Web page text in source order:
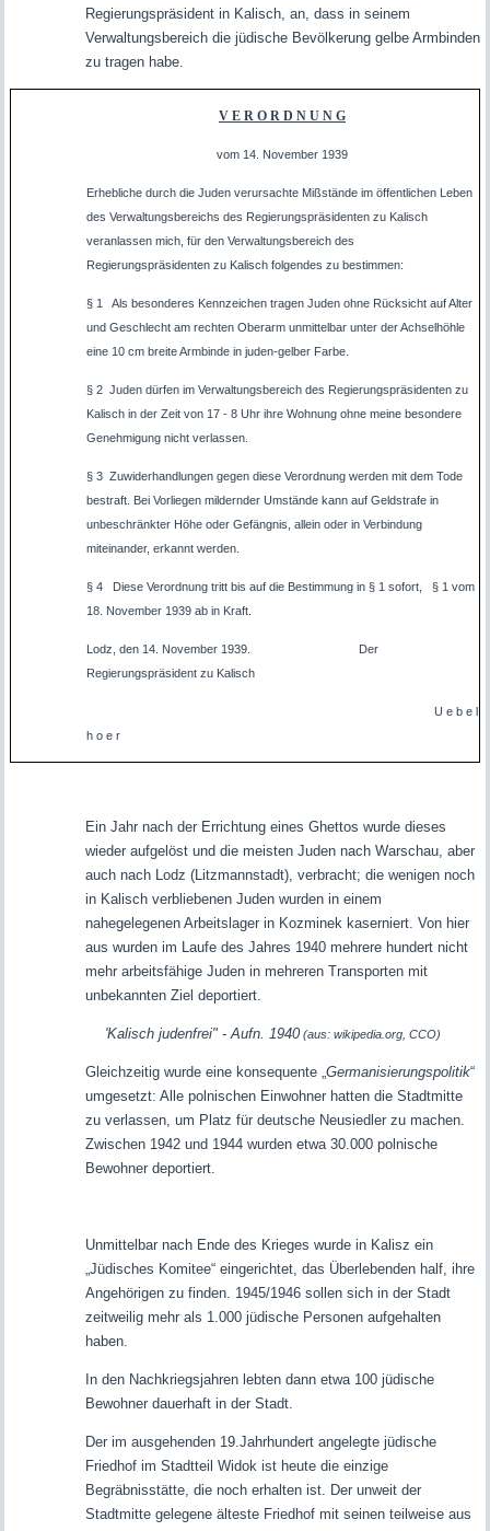
Regierungspräsident in Kalisch, an, dass in seinem
Verwaltungsbereich die jüdische Bevölkerung gelbe Armbinden
zu tragen habe.
V E R O R D N U N G
vom 14. November 1939
Erhebliche durch die Juden verursachte Mißstände im öffentlichen Leben
des Verwaltungsbereichs des Regierungspräsidenten zu Kalisch
veranlassen mich, für den Verwaltungsbereich des
Regierungspräsidenten zu Kalisch folgendes zu bestimmen:
§ 1 Als besonderes Kennzeichen tragen Juden ohne Rücksicht auf Alter
und Geschlecht am rechten Oberarm unmittelbar unter der Achselhöhle
eine 10 cm breite Armbinde in juden-gelber Farbe.
§ 2 Juden dürfen im Verwaltungsbereich des Regierungspräsidenten zu
Kalisch in der Zeit von 17 - 8 Uhr ihre Wohnung ohne meine besondere
Genehmigung nicht verlassen.
§ 3 Zuwiderhandlungen gegen diese Verordnung werden mit dem Tode
bestraft. Bei Vorliegen mildernder Umstände kann auf Geldstrafe in
unbeschränkter Höhe oder Gefängnis, allein oder in Verbindung
miteinander, erkannt werden.
§ 4 Diese Verordnung tritt bis auf die Bestimmung in § 1 sofort, § 1 vom
18. November 1939 ab in Kraft.
Lodz, den 14. November 1939. Der
Regierungspräsident zu Kalisch
U e b e l
h o e r
Ein Jahr nach der Errichtung eines Ghettos wurde dieses
wieder aufgelöst und die meisten Juden nach Warschau, aber
auch nach Lodz (Litzmannstadt), verbracht; die wenigen noch
in Kalisch verbliebenen Juden wurden in einem
nahegelegenen Arbeitslager in Kozminek kaserniert. Von hier
aus wurden im Laufe des Jahres 1940 mehrere hundert nicht
mehr arbeitsfähige Juden in mehreren Transporten mit
unbekannten Ziel deportiert.
'Kalisch judenfrei" - Aufn. 1940(aus: wikipedia.org, CCO)
Gleichzeitig wurde eine konsequente „ Germanisierungspolitik“
umgesetzt: Alle polnischen Einwohner hatten die Stadtmitte
zu verlassen, um Platz für deutsche Neusiedler zu machen.
Zwischen 1942 und 1944 wurden etwa 30.000 polnische
Bewohner deportiert.
Unmittelbar nach Ende des Krieges wurde in Kalisz ein
„Jüdisches Komitee“ eingerichtet, das Überlebenden half, ihre
Angehörigen zu finden. 1945/1946 sollen sich in der Stadt
zeitweilig mehr als 1.000 jüdische Personen aufgehalten
haben.
In den Nachkriegsjahren lebten dann etwa 100 jüdische
Bewohner dauerhaft in der Stadt.
Der im ausgehenden 19.Jahrhundert angelegte jüdische
Friedhof im Stadtteil Widok ist heute die einzige
Begräbnisstätte, die noch erhalten ist. Der unweit der
Stadtmitte gelegene älteste Friedhof mit seinen teilweise aus